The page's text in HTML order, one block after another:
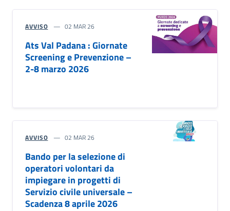
AVVISO 02 MAR 26
Ats Val Padana : Giornate
Screening e Prevenzione –
2-8 marzo 2026
AVVISO 02 MAR 26
Bando per la selezione di
operatori volontari da
impiegare in progetti di
Servizio civile universale –
Scadenza 8 aprile 2026